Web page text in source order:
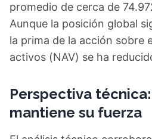
promedio de cerca de
Aunque la posición global
la prima de la acción sobre
activos (NAV) se ha
Perspectiva
mantiene su fuerza